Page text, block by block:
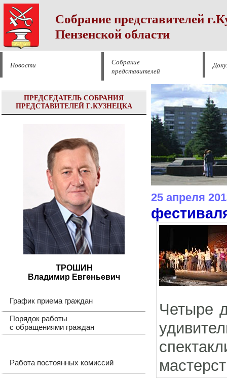
Собрание представителей
Пензенской области
Новости
Собрание
представителей
ПРЕДСЕДАТЕЛЬ СОБРАНИЯ
ПРЕДСТАВИТЕЛЕЙ Г.КУЗНЕЦКА
ТРОШИН
Владимир Евгеньевич
График приема граждан
Порядок работы
с обращениями граждан
Работа постоянных комиссий
25 апреля
Четыре